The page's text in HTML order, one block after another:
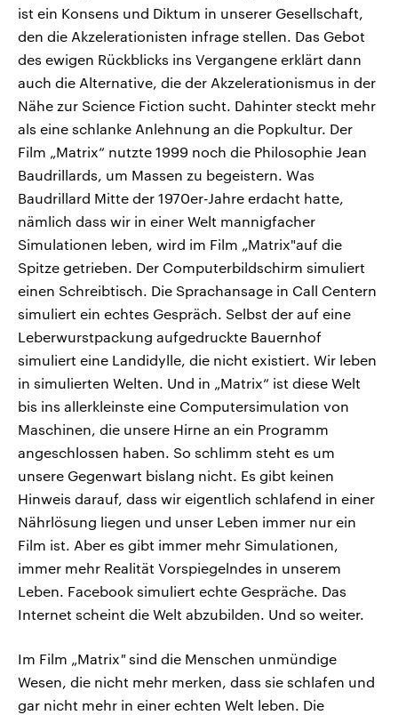
ist ein Konsens und Diktum in unserer Gesellschaft,
den die Akzelerationisten infrage stellen. Das Gebot
des ewigen Rückblicks ins Vergangene erklärt dann
auch die Alternative, die der Akzelerationismus in der
Nähe zur Science Fiction sucht. Dahinter steckt mehr
als eine schlanke Anlehnung an die Popkultur. Der
Film „Matrix“ nutzte 1999 noch die Philosophie Jean
Baudrillards, um Massen zu begeistern. Was
Baudrillard Mitte der 1970er-Jahre erdacht hatte,
nämlich dass wir in einer Welt mannigfacher
Simulationen leben, wird im Film „Matrix"auf die
Spitze getrieben. Der Computerbildschirm simuliert
einen Schreibtisch. Die Sprachansage in Call Centern
simuliert ein echtes Gespräch. Selbst der auf eine
Leberwurstpackung aufgedruckte Bauernhof
simuliert eine Landidylle, die nicht existiert. Wir leben
in simulierten Welten. Und in „Matrix“ ist diese Welt
bis ins allerkleinste eine Computersimulation von
Maschinen, die unsere Hirne an ein Programm
angeschlossen haben. So schlimm steht es um
unsere Gegenwart bislang nicht. Es gibt keinen
Hinweis darauf, dass wir eigentlich schlafend in einer
Nährlösung liegen und unser Leben immer nur ein
Film ist. Aber es gibt immer mehr Simulationen,
immer mehr Realität Vorspiegelndes in unserem
Leben. Facebook simuliert echte Gespräche. Das
Internet scheint die Welt abzubilden. Und so weiter.
Im Film „Matrix"sind die Menschen unmündige
Wesen, die nicht mehr merken, dass sie schlafen und
gar nicht mehr in einer echten Welt leben. Die